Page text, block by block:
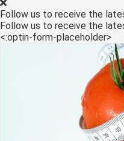
Follow us to receive the
Follow us to receive the
<:optin-form-placeholder>
gebruikt
deze